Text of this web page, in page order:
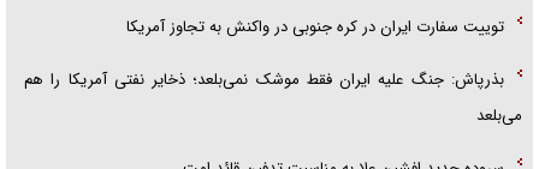
توییت سفارت ایران در کره جنوبی در واکنش به تجاوز آمریکا
بذرپاش: ‏جنگ علیه ایران فقط موشک نمی‌بلعد؛ ذخایر نفتی آمریکا را هم
می‌بلعد